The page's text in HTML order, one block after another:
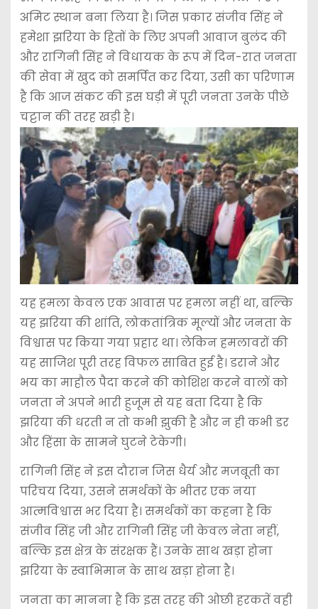
अमिट स्थान बना लिया है। जिस प्रकार संजीव सिंह ने
हमेशा झरिया के हितों के लिए अपनी आवाज बुलंद की
और रागिनी सिंह ने विधायक के रूप में दिन-रात जनता
की सेवा में खुद को समर्पित कर दिया, उसी का परिणाम
है कि आज संकट की इस घड़ी में पूरी जनता उनके पीछे
चट्टान की तरह खड़ी है।
​यह हमला केवल एक आवास पर हमला नहीं था, बल्कि
यह झरिया की शांति, लोकतांत्रिक मूल्यों और जनता के
विश्वास पर किया गया प्रहार था। लेकिन हमलावरों की
यह साजिश पूरी तरह विफल साबित हुई है। डराने और
भय का माहौल पैदा करने की कोशिश करने वालों को
जनता ने अपने भारी हुजूम से यह बता दिया है कि
झरिया की धरती न तो कभी झुकी है और न ही कभी डर
और हिंसा के सामने घुटने टेकेगी।
रागिनी सिंह ने इस दौरान जिस धैर्य और मजबूती का
परिचय दिया, उसने समर्थकों के भीतर एक नया
आत्मविश्वास भर दिया है। समर्थकों का कहना है कि
संजीव सिंह जी और रागिनी सिंह जी केवल नेता नहीं,
बल्कि इस क्षेत्र के संरक्षक हैं। उनके साथ खड़ा होना
झरिया के स्वाभिमान के साथ खड़ा होना है।
जनता का मानना है कि इस तरह की ओछी हरकतें वही